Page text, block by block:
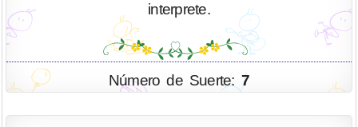
interprete.
Número de Suerte: 7